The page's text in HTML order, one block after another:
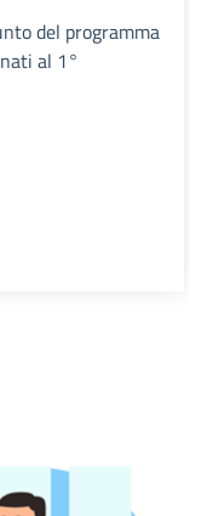
del programma
al 1°